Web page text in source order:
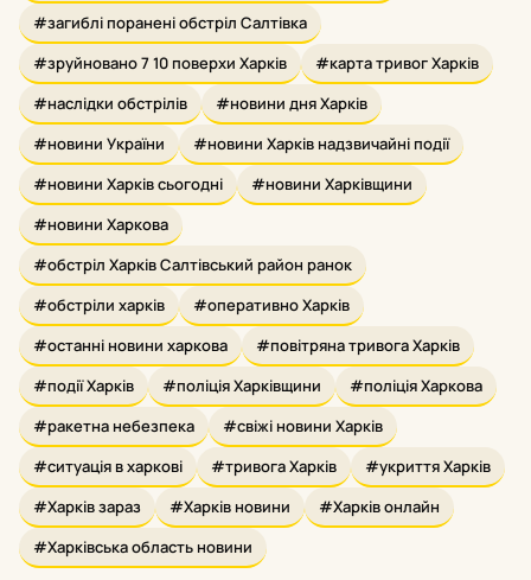
#загиблі поранені обстріл Салтівка
#зруйновано 7 10 поверхи Харків
#карта тривог Харків
#наслідки обстрілів
#новини дня Харків
#новини України
#новини Харків надзвичайні події
#новини Харків сьогодні
#новини Харківщини
#новини Харкова
#обстріл Харків Салтівський район ранок
#обстріли харків
#оперативно Харків
#останні новини харкова
#повітряна тривога Харків
#події Харків
#поліція Харківщини
#поліція Харкова
#ракетна небезпека
#свіжі новини Харків
#ситуація в харкові
#тривога Харків
#укриття Харків
#Харків зараз
#Харків новини
#Харків онлайн
#Харківська область новини